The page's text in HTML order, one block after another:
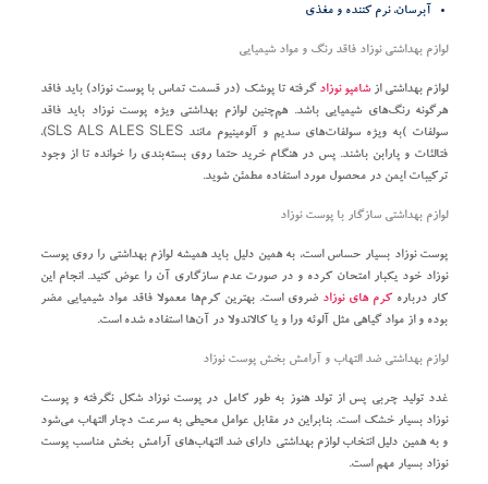
آبرسان، نرم کننده و مغذی
لوازم بهداشتی نوزاد فاقد رنگ و مواد شیمیایی
لوازم بهداشتی ازشامپو نوزاد گرفته تا پوشک (در قسمت تماس با پوست نوزاد) باید فاقد
هرگونه رنگ‌های شیمیایی باشد. هم‌چنین لوازم بهداشتی ویژه پوست نوزاد باید فاقد
سولفات )به ویژه سولفات‌های سدیم و آلومینیوم مانند SLS ALS ALES SLES)،
فتالئات و پارابن باشند. پس در هنگام خرید حتما روی بسته‌بندی را خوانده تا از وجود
ترکیبات ایمن در محصول مورد استفاده مطمئن شوید.
لوازم بهداشتی سازگار با پوست نوزاد
پوست نوزاد بسیار حساس است، به همین دلیل باید همیشه لوازم بهداشتی را روی پوست
نوزاد خود یکبار امتحان کرده و در صورت عدم سازگاری آن را عوض کنید. انجام این
کار درباره کرم های نوزاد ضروی است. بهترین کرم‌ها معمولا فاقد مواد شیمیایی مضر
بوده و از مواد گیاهی مثل آلوئه ورا و یا کالاندولا در آن‌ها استفاده شده است.
لوازم بهداشتی ضد التهاب و آرامش بخش پوست نوزاد
غدد تولید چربی پس از تولد هنوز به طور کامل در پوست نوزاد شکل نگرفته و پوست
نوزاد بسیار خشک است. بنابراین در مقابل عوامل محیطی به سرعت دچار التهاب می‌شود
و به همین دلیل انتخاب لوازم بهداشتی دارای ضد التهاب‌های آرامش بخش مناسب پوست
نوزاد بسیار مهم است.